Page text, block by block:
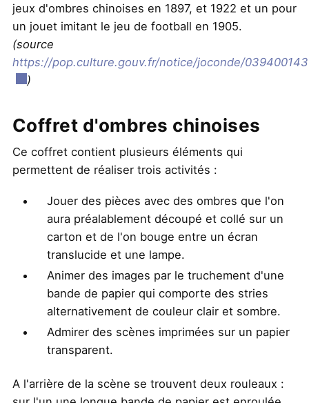
jeux d'ombres chinoises en 1897, et 1922 et un pour
un jouet imitant le jeu de football en 1905.
(source
https://pop.culture.gouv.fr/notice/joconde/
)
Coffret d'ombres chinoises
Ce coffret contient plusieurs éléments qui
permettent de réaliser trois activités :
Jouer des pièces avec des ombres que l'on
aura préalablement découpé et collé sur un
carton et de l'on bouge entre un écran
translucide et une lampe.
Animer des images par le truchement d'une
bande de papier qui comporte des stries
alternativement de couleur clair et sombre.
Admirer des scènes imprimées sur un papier
transparent.
A l'arrière de la scène se trouvent deux rouleaux :